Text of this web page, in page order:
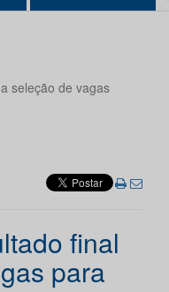
seleção de vagas
final
para